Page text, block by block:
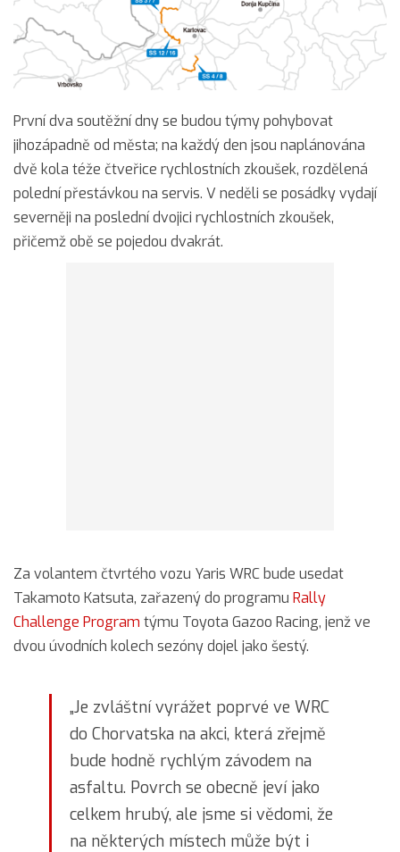
První dva soutěžní dny se budou týmy pohybovat
jihozápadně od města; na každý den jsou naplánována
dvě kola téže čtveřice rychlostních zkoušek, rozdělená
polední přestávkou na servis. V neděli se posádky vydají
severněji na poslední dvojici rychlostních zkoušek,
přičemž obě se pojedou dvakrát.
Za volantem čtvrtého vozu Yaris WRC bude usedat
Takamoto Katsuta, zařazený do programu Rally
Challenge Program týmu Toyota Gazoo Racing, jenž ve
dvou úvodních kolech sezóny dojel jako šestý.
„Je zvláštní vyrážet poprvé ve WRC
do Chorvatska na akci, která zřejmě
bude hodně rychlým závodem na
asfaltu. Povrch se obecně jeví jako
celkem hrubý, ale jsme si vědomi, že
na některých místech může být i